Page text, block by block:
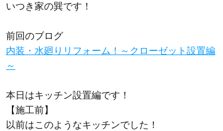
いつき家の巽です！
前回のブログ
内装・水廻りリフォーム！～クローゼット設置編
～
本日はキッチン設置編です！
【施工前】
以前はこのようなキッチンでした！